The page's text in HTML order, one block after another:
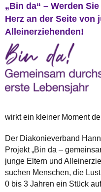
„Bin da“ – Werden
Herz an der Seite von
Alleinerziehenden!
wirkt ein kleiner Moment
Der Diakonieverband
Projekt „Bin da –
junge Eltern und
suchen Menschen, die
0 bis 3 Jahren ein Stück